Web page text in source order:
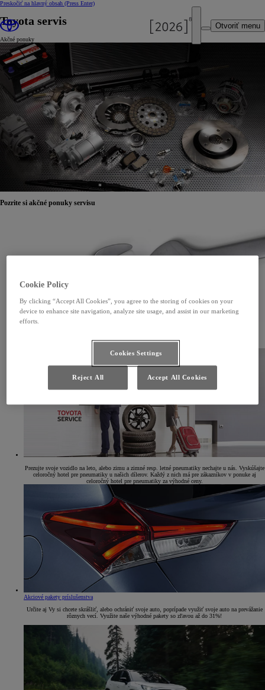
Preskočiť na hlavný obsah (Press Enter)
Otvoriť menu
Toyota servis
Akčné ponuky
Pozrite si akčné ponuky servisu
Venujte svojmu vozidlu Toyota staršiemu ako tri roky zaslúženú a profesionálnu starostlivosť.
Prezujte svoje vozidlo na leto, alebo zimu a zimné resp. letné pneumatiky nechajte u nás. Vyskúšajte
celoročný hotel pre pneumatiky u našich dílerov. Každý z nich má pre zákazníkov v ponuke aj
celoročný hotel pre pneumatiky za výhodné ceny.
Akciové pakety príslušenstva
Určite aj Vy si chcete skrášliť, alebo ochrániť svoje auto, poprípade využiť svoje auto na prevážanie
rôznych vecí. Využite naše výhodné pakety so zľavou až do 31%!
Cookie Policy
By clicking “Accept All Cookies”, you agree to the storing of cookies on your
device to enhance site navigation, analyze site usage, and assist in our marketing
efforts.
Cookies Settings
Reject All Accept All Cookies